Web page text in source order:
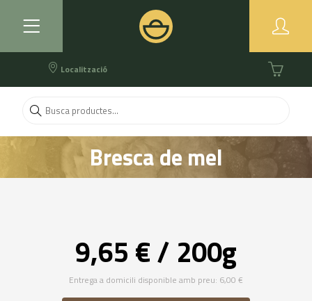
Localització
Bresca de mel
9,65 € / 200g
Entrega a domicili disponible amb preu: 6,00 €